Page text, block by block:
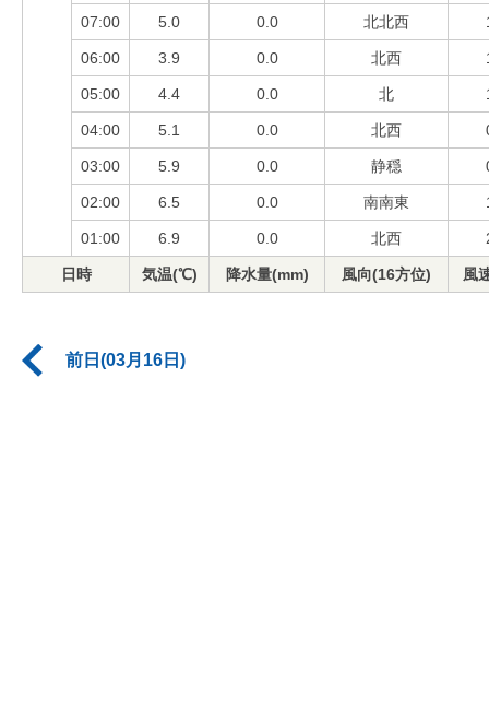
07:00 5.0 0.0 北北西
06:00 3.9 0.0 北西
05:00 4.4 0.0 北
04:00 5.1 0.0 北西
03:00 5.9 0.0 静穏
02:00 6.5 0.0 南南東
01:00 6.9 0.0 北西
日時 気温(℃) 降水量(mm) 風向(16方位) 風
前日(03月16日)